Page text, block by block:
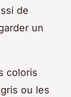
de
un
coloris
ou les